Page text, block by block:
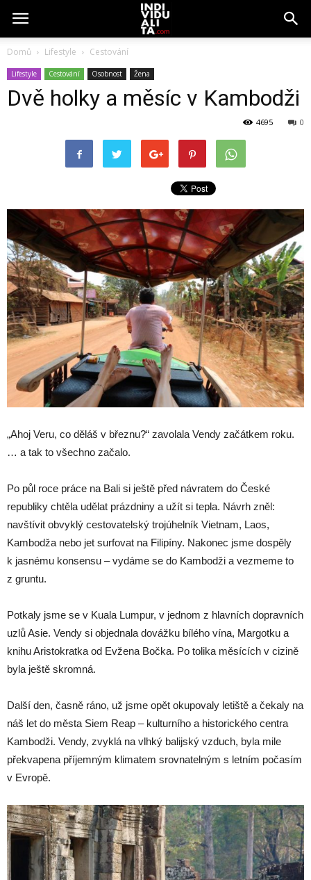
Domů Lifestyle Cestování
Lifestyle Cestování Osobnost Žena
Dvě holky a měsíc v Kambodži
0
4695
„Ahoj Veru, co děláš v březnu?“ zavolala Vendy začátkem roku.
… a tak to všechno začalo.
Po půl roce práce na Bali si ještě před návratem do České
republiky chtěla udělat prázdniny a užít si tepla. Návrh zněl:
navštívit obvyklý cestovatelský trojúhelník Vietnam, Laos,
Kambodža nebo jet surfovat na Filipíny. Nakonec jsme dospěly
k jasnému konsensu – vydáme se do Kambodži a vezmeme to
z gruntu.
Potkaly jsme se v Kuala Lumpur, v jednom z hlavních dopravních
uzlů Asie. Vendy si objednala dovážku bílého vína, Margotku a
knihu Aristokratka od Evžena Bočka. Po tolika měsících v cizině
byla ještě skromná.
Další den, časně ráno, už jsme opět okupovaly letiště a čekaly na
náš let do města Siem Reap – kulturního a historického centra
Kambodži. Vendy, zvyklá na vlhký balijský vzduch, byla mile
překvapena příjemným klimatem srovnatelným s letním počasím
v Evropě.